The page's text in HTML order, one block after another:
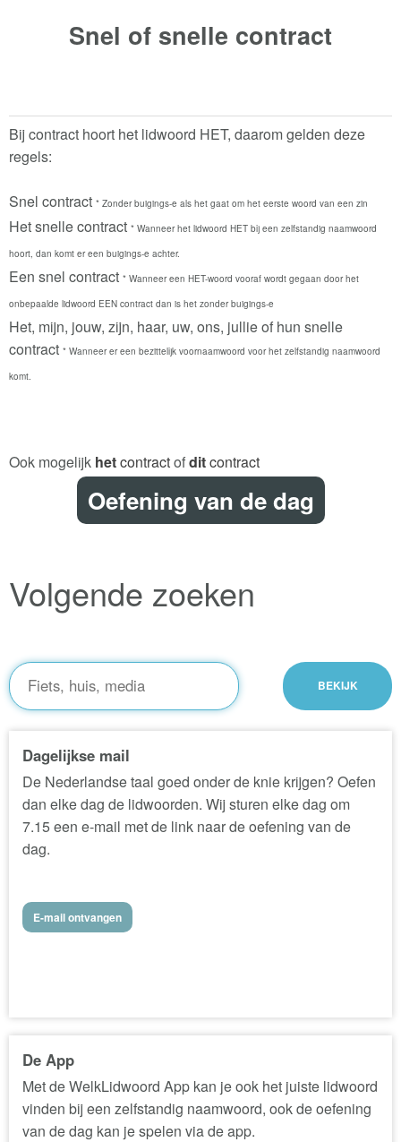
Snel of snelle contract
Bij contract hoort het lidwoord HET, daarom gelden deze
regels:
Snel contract * Zonder buigings-e als het gaat om het eerste woord van een zin
Het snelle contract * Wanneer het lidwoord HET bij een zelfstandig naamwoord
hoort, dan komt er een buigings-e achter.
Een snel contract * Wanneer een HET-woord vooraf wordt gegaan door het
onbepaalde lidwoord EEN contract dan is het zonder buigings-e
Het, mijn, jouw, zijn, haar, uw, ons, jullie of hun snelle
contract * Wanneer er een bezittelijk voornaamwoord voor het zelfstandig naamwoord
komt.
Ook mogelijk hetcontractofditcontract
Oefening van de dag
Volgende zoeken
Dagelijkse mail
De Nederlandse taal goed onder de knie krijgen? Oefen
dan elke dag de lidwoorden. Wij sturen elke dag om
7.15 een e-mail met de link naar de oefening van de
dag.
E-mail ontvangen
De App
Met de WelkLidwoord App kan je ook het juiste lidwoord
vinden bij een zelfstandig naamwoord, ook de oefening
van de dag kan je spelen via de app.